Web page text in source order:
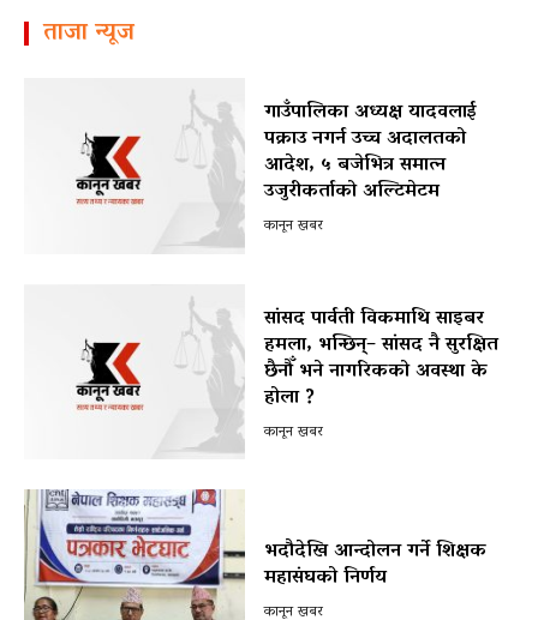
ताजा न्यूज
गाउँपालिका अध्यक्ष यादवलाई
पक्राउ नगर्न उच्च अदालतको
आदेश, ५ बजेभित्र समात्न
उजुरीकर्ताको अल्टिमेटम
कानून खबर
सांसद पार्वती विकमाथि साइबर
हमला, भन्छिन्– सांसद नै सुरक्षित
छैनौँ भने नागरिकको अवस्था के
होला ?
कानून खबर
भदौदेखि आन्दोलन गर्ने शिक्षक
महासंघको निर्णय
कानून खबर